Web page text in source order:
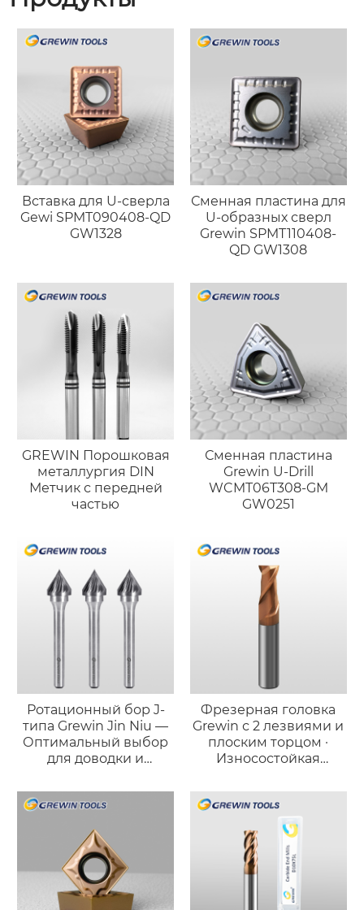
Вставка для U-сверла
Gewi SPMT090408-QD
GW1328
Сменная пластина для
U-образных сверл
Grewin SPMT110408-
QD GW1308
GREWIN Порошковая
металлургия DIN
Метчик с передней
частью
Сменная пластина
Grewin U-Drill
WCMT06T308-GM
GW0251
Ротационный бор J-
типа Grewin Jin Niu —
Оптимальный выбор
для доводки и
Фрезерная головка
Grewin с 2 лезвиями и
плоским торцом ·
Износостойкая